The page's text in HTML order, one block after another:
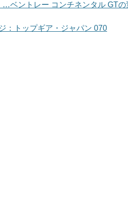
…ベントレー コンチネンタル GTの
：トップギア・ジャパン 070